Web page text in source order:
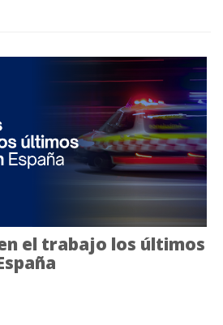
el trabajo los últimos